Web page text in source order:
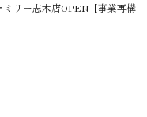
リー志木店OPEN【事業再構